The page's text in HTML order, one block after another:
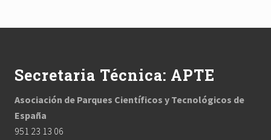
Secretaria Técnica: APTE
Asociación de Parques Científicos y Tecnológicos de
España
951 23 13 06